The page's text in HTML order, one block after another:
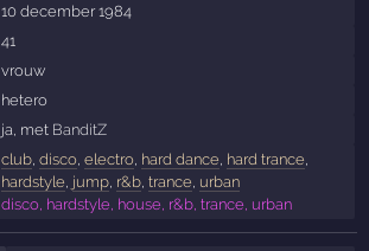
10 december 1984
41
vrouw
hetero
ja, met BanditZ
club, disco, electro, hard dance hard trance
hardstyle jump, r&b, trance urban
disco, hardstyle, house, r&b, trance, urban